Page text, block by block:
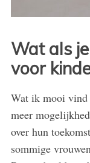
Wat als
voor
Wat ik mooi vind
meer
over hun
sommige